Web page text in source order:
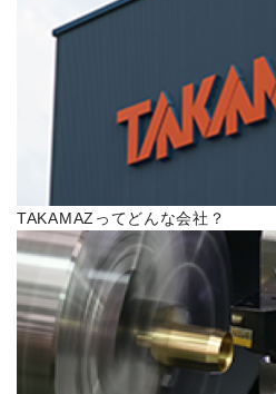
お問い合わせ
高松流技
ご利用に際して
当社のセキュリティへの取り組み
プライバシーポリシー
TAKAMAZってどんな会社？